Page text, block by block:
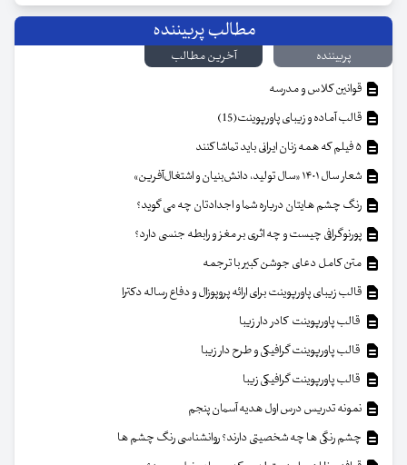
مطالب پربیننده
پربیننده
آخرین مطالب
قوانین کلاس و مدرسه
قالب آماده و زیبای پاورپوینت(15)
شعار سال ۱۴۰۱ «سال تولید، دانش‌بنیان و اشتغال‌آفرین»
رنگ چشم هایتان درباره شما و اجدادتان چه می گوید؟
پورنوگرافی چیست و چه اثری بر مغز و رابطه جنسی دارد؟
متن کامل دعای جوشن کبیر با ترجمه
قالب زیبای پاورپوینت برای ارائه پروپوزال و دفاع رساله دکترا
قالب پاورپوینت کادر دار زیبا
قالب پاورپوینت گرافیکی و طرح دار زیبا
قالب پاورپوینت گرافیکی زیبا
نمونه تدریس درس اول هدیه آسمان پنجم
چشم رنگی ها چه شخصیتی دارند؟ روانشناسی رنگ چشم ها